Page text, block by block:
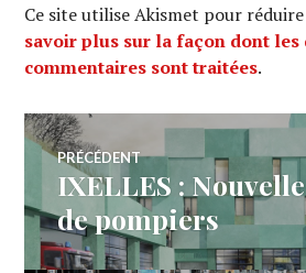
Ce site utilise Akismet pour
savoir plus sur la façon dont les
commentaires sont traitées.
Navigation
de
PRÉCÉDENT
Article
précédent :
IXELLES :
de pompiers